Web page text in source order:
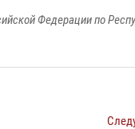
Федерации по